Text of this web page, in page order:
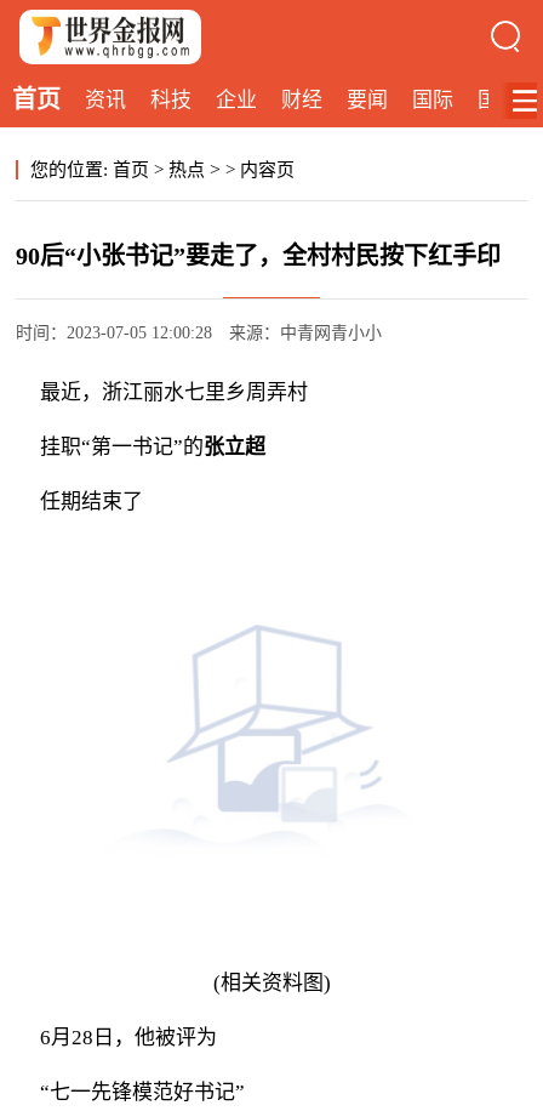
首页 资讯 科技 企业 财经 要闻 国际 国内
您的位置: 首页 > 热点 > > 内容页
90后“小张书记”要走了，全村村民按下红手印
时间：2023-07-05 12:00:28 来源：中青网青小小
最近，浙江丽水七里乡周弄村
挂职“第一书记”的张立超
任期结束了
(相关资料图)
6月28日，他被评为
“七一先锋模范好书记”